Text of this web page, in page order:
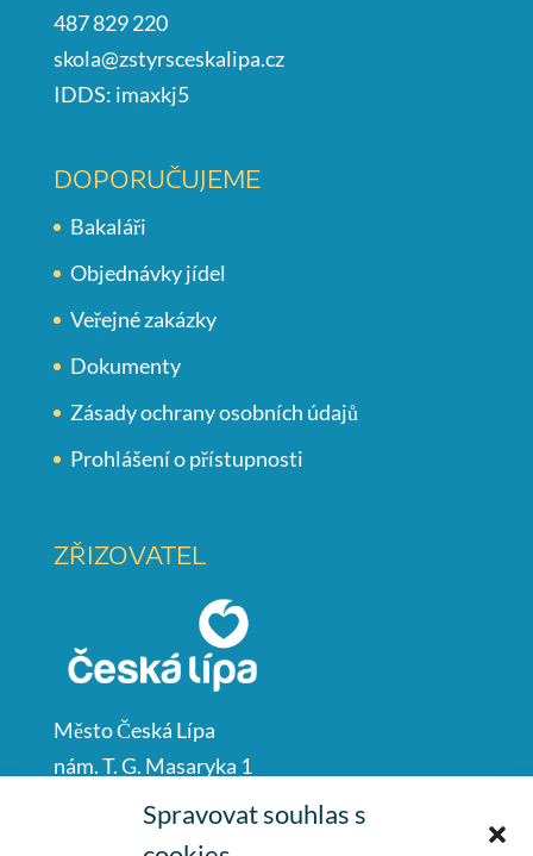
Spravovat souhlas s
487 829 220
skola@zstyrsceskalipa.cz
IDDS: imaxkj5
DOPORUČUJEME
Bakaláři
Objednávky jídel
Veřejné zakázky
Dokumenty
Zásady ochrany osobních údajů
Prohlášení o přístupnosti
ZŘIZOVATEL
Město Česká Lípa
nám. T. G. Masaryka 1
Česká Lípa